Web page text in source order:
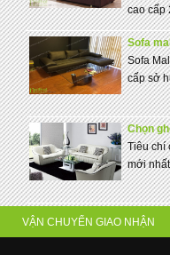
cao cấp
Sofa
Sofa
cấp sở
Chọn
Tiêu chí
mới
VẬN CHUYỂN GIAO NHẬN